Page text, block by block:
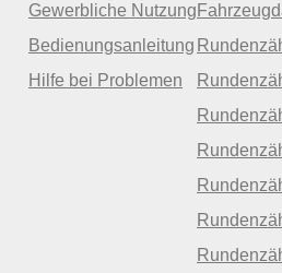
Gewerbliche Nutzung
Bedienungsanleitung
Hilfe bei Problemen